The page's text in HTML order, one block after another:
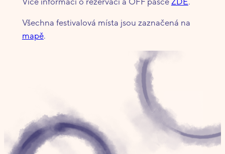
Všechna festivalová místa jsou zaznačená na
mapě.